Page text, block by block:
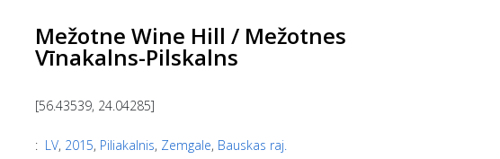
Mežotne Wine Hill / Mežotnes
Vīnakalns-Pilskalns
[56.43539, 24.04285]
: LV, 2015, Piliakalnis, Zemgale, Bauskas raj.